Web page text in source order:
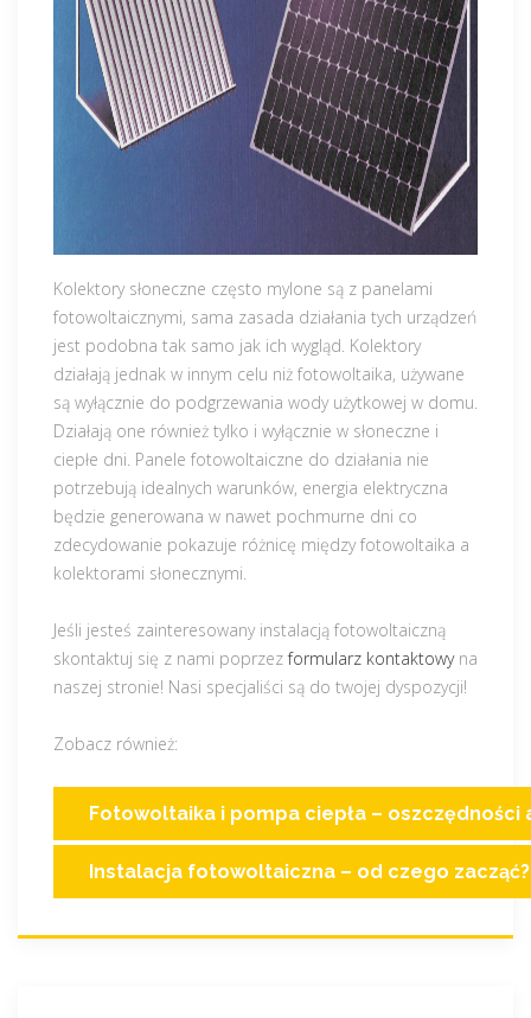
Kolektory słoneczne często mylone są z panelami
fotowoltaicznymi, sama zasada działania tych urządzeń
jest podobna tak samo jak ich wygląd. Kolektory
działają jednak w innym celu niż fotowoltaika, używane
są wyłącznie do podgrzewania wody użytkowej w domu.
Działają one również tylko i wyłącznie w słoneczne i
ciepłe dni. Panele fotowoltaiczne do działania nie
potrzebują idealnych warunków, energia elektryczna
będzie generowana w nawet pochmurne dni co
zdecydowanie pokazuje różnicę między fotowoltaika a
kolektorami słonecznymi.
Jeśli jesteś zainteresowany instalacją fotowoltaiczną
skontaktuj się z nami poprzezformularz kontaktowyna
naszej stronie! Nasi specjaliści są do twojej dyspozycji!
Zobacz również:
Fotowoltaika i pompa ciepła – oszczędności
Instalacja fotowoltaiczna – od czego zacząć?